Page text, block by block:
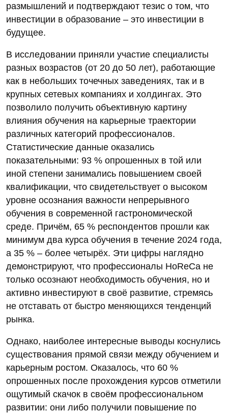
размышлений и подтверждают тезис о том, что
инвестиции в образование – это инвестиции в
будущее.
В исследовании приняли участие специалисты
разных возрастов (от 20 до 50 лет), работающие
как в небольших точечных заведениях, так и в
крупных сетевых компаниях и холдингах. Это
позволило получить объективную картину
влияния обучения на карьерные траектории
различных категорий профессионалов.
Статистические данные оказались
показательными: 93 % опрошенных в той или
иной степени занимались повышением своей
квалификации, что свидетельствует о высоком
уровне осознания важности непрерывного
обучения в современной гастрономической
среде. Причём, 65 % респондентов прошли как
минимум два курса обучения в течение 2024 года,
а 35 % – более четырёх. Эти цифры наглядно
демонстрируют, что профессионалы HoReCa не
только осознают необходимость обучения, но и
активно инвестируют в своё развитие, стремясь
не отставать от быстро меняющихся тенденций
рынка.
Однако, наиболее интересные выводы коснулись
существования прямой связи между обучением и
карьерным ростом. Оказалось, что 60 %
опрошенных после прохождения курсов отметили
ощутимый скачок в своём профессиональном
развитии: они либо получили повышение по